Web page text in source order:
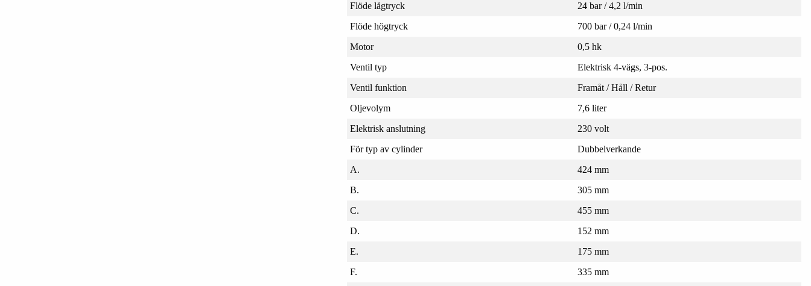
Flöde lågtryck
24 bar / 4,2 l/min
Flöde högtryck
700 bar / 0,24 l/min
Motor
0,5 hk
Ventil typ
Elektrisk 4-vägs, 3-pos.
Ventil funktion
Framåt / Håll / Retur
Oljevolym
7,6 liter
Elektrisk anslutning
230 volt
För typ av cylinder
Dubbelverkande
A.
424 mm
B.
305 mm
C.
455 mm
D.
152 mm
E.
175 mm
F.
335 mm